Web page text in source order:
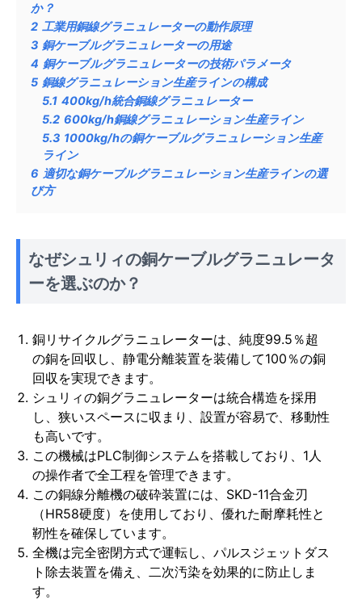
か？
2 工業用銅線グラニュレーターの動作原理
3 銅ケーブルグラニュレーターの用途
4 銅ケーブルグラニュレーターの技術パラメータ
5 銅線グラニュレーション生産ラインの構成
5.1 400kg/h統合銅線グラニュレーター
5.2 600kg/h銅線グラニュレーション生産ライン
5.3 1000kg/hの銅ケーブルグラニュレーション生産
ライン
6 適切な銅ケーブルグラニュレーション生産ラインの選
び方
なぜシュリィの銅ケーブルグラニュレータ
ーを選ぶのか？
銅リサイクルグラニュレーターは、純度99.5％超
の銅を回収し、静電分離装置を装備して100％の銅
回収を実現できます。
シュリィの銅グラニュレーターは統合構造を採用
し、狭いスペースに収まり、設置が容易で、移動性
も高いです。
この機械はPLC制御システムを搭載しており、1人
の操作者で全工程を管理できます。
この銅線分離機の破砕装置には、SKD-11合金刃
（HR58硬度）を使用しており、優れた耐摩耗性と
靭性を確保しています。
全機は完全密閉方式で運転し、パルスジェットダス
ト除去装置を備え、二次汚染を効果的に防止しま
す。